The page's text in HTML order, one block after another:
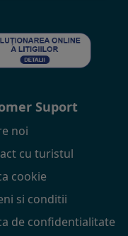
Suport
noi
cu turistul
cookie
si conditii
de confidentialitate